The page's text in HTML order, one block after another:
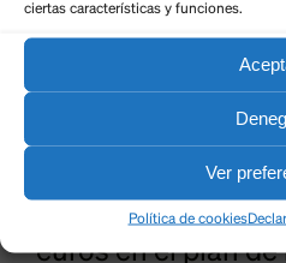
ciertas características y funciones.
Ver
Política de cookies
10
con
en el
de
y
“La Junta apoyará
de León con más
euros en el plan